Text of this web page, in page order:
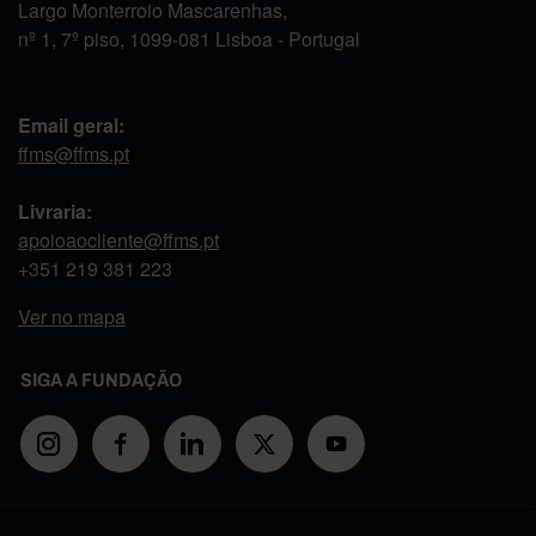
Largo Monterroio Mascarenhas,
nº 1, 7º piso, 1099-081 Lisboa - Portugal
Email geral:
ffms@ffms.pt
Livraria:
apoioaocliente@ffms.pt
+351 219 381 223
Ver no mapa
SIGA A FUNDAÇÃO